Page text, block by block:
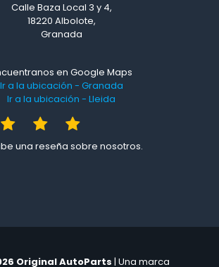
Calle Baza Local 3 y 4,
18220 Albolote,
Granada
en Google Maps
Ir a la ubicación - Granada
Ir a la ubicación - Lleida
una reseña sobre nosotros.
Original AutoParts | Una marca